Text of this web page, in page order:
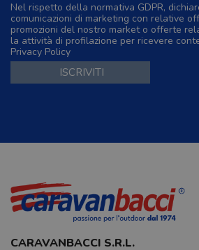
Nel rispetto della normativa GDPR,
comunicazioni di marketing con relative
promozioni del nostro market o offerte
la attività di profilazione per ricevere
Privacy Policy
CARAVANBACCI S.R.L.